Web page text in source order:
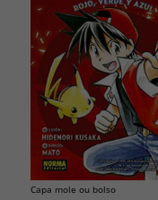
Capa mole ou bolso